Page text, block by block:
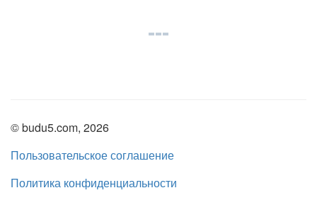
© budu5.com, 2026
Пользовательское соглашение
Политика конфиденциальности